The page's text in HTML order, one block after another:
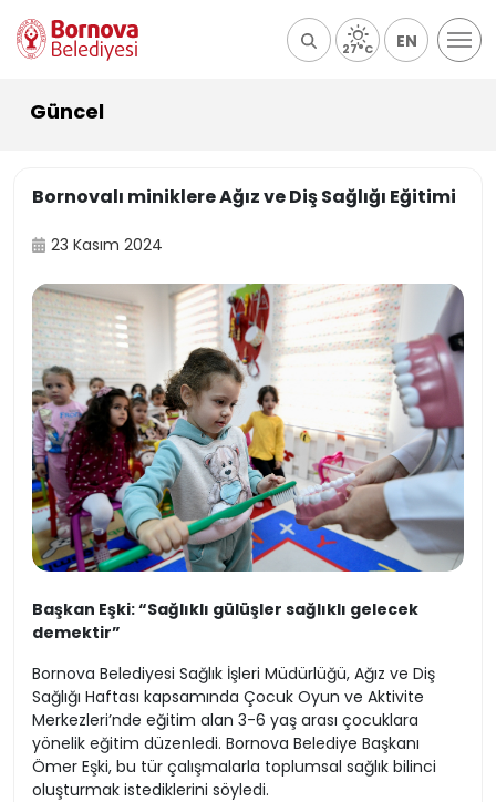
27°C EN
Güncel
Bornovalı miniklere Ağız ve Diş Sağlığı Eğitimi
23 Kasım 2024
Başkan Eşki: “Sağlıklı gülüşler sağlıklı gelecek
demektir”
Bornova Belediyesi Sağlık İşleri Müdürlüğü, Ağız ve Diş
Sağlığı Haftası kapsamında Çocuk Oyun ve Aktivite
Merkezleri’nde eğitim alan 3-6 yaş arası çocuklara
yönelik eğitim düzenledi. Bornova Belediye Başkanı
Ömer Eşki, bu tür çalışmalarla toplumsal sağlık bilinci
oluşturmak istediklerini söyledi.